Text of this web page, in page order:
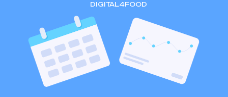
DIGITAL4FOOD